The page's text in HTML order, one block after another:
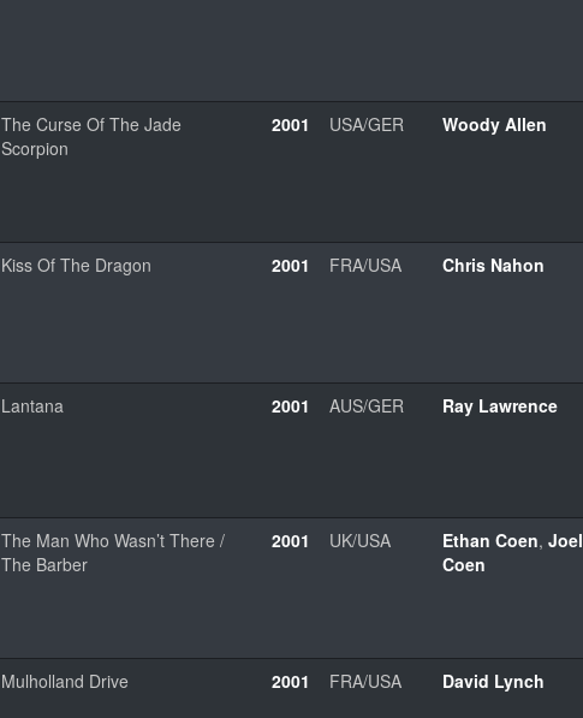
The Curse Of The Jade
Scorpion
2001 USA/GER Woody Allen
Kiss Of The Dragon 2001 FRA/USA Chris Nahon
Lantana 2001 AUS/GER Ray Lawrence
The Man Who Wasn’t There /
The Barber
2001 UK/USA Ethan Coen, Joel
Coen
Mulholland Drive 2001 FRA/USA David Lynch